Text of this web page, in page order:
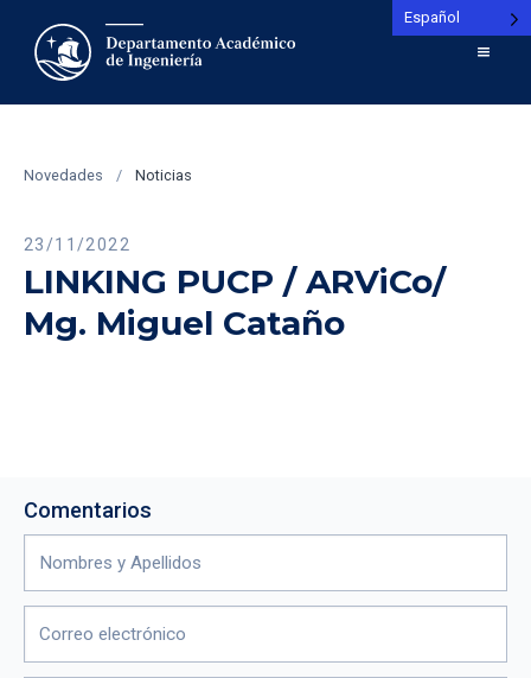
Novedades / Noticias
23/11/2022
LINKING PUCP / ARViCo/
Mg. Miguel Cataño
Comentarios
Español